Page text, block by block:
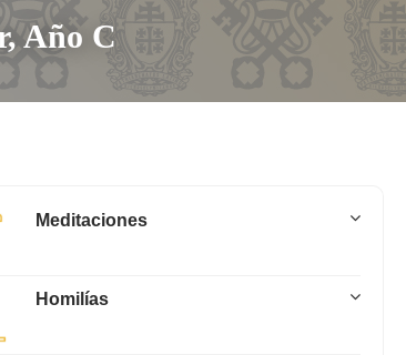
Año C
Meditaciones
Homilías